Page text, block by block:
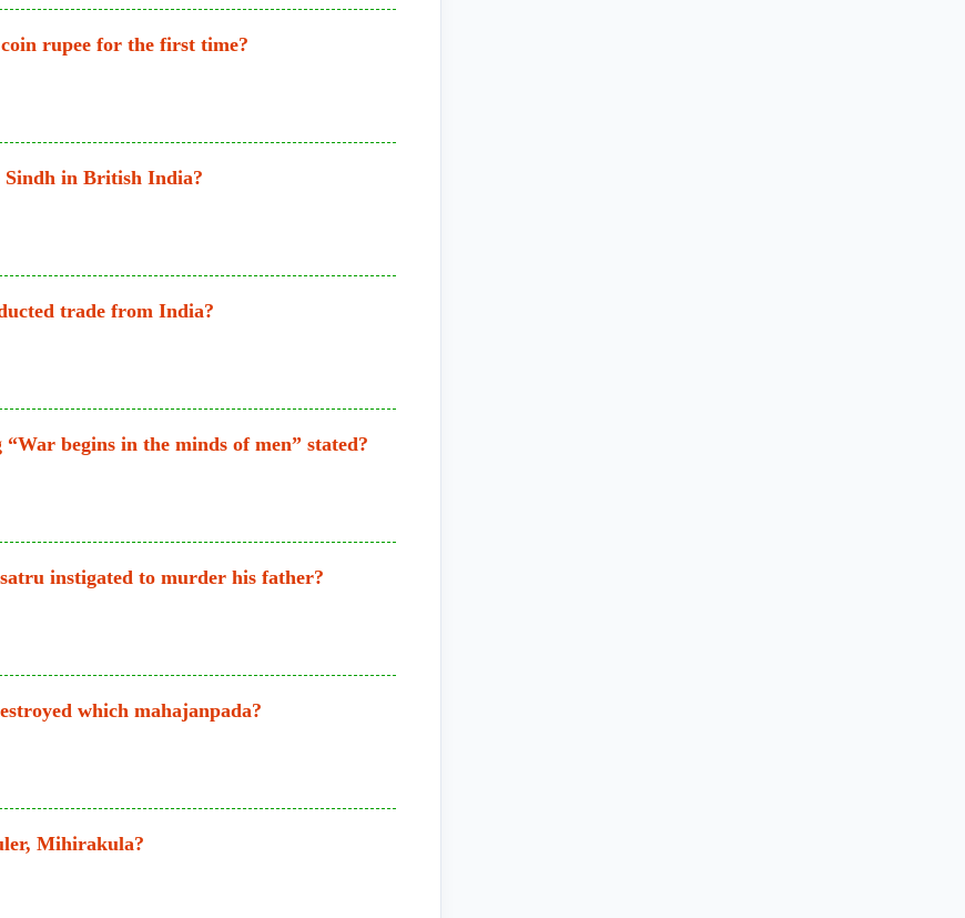
rupee for the first time?
Sindh in British India?
trade from India?
begins in the minds of men” stated?
instigated to murder his father?
which mahajanpada?
Mihirakula?